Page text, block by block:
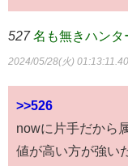
527 名も無きハンタ
2024/05/28(火) 01:13:11.40
>>526
nowに片手だから
値が高い方が強い